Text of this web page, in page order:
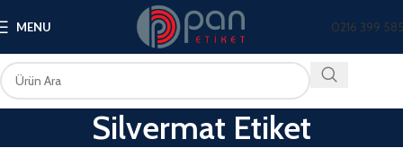
MENU 0216 399
Silvermat Etiket